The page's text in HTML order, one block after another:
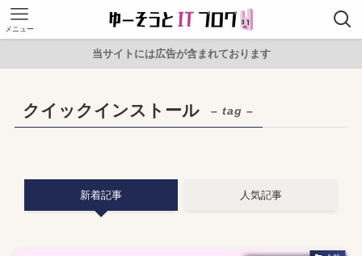
メニュー
当サイトには広告が含まれております
クイックインストール – tag –
新着記事 人気記事